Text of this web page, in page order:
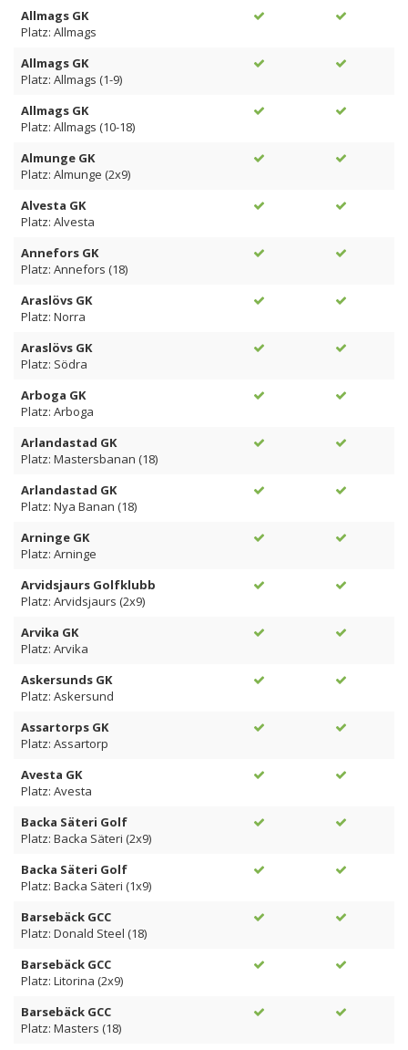
Allmags GK
Platz: Allmags
Allmags GK
Platz: Allmags (1-9)
Allmags GK
Platz: Allmags (10-18)
Almunge GK
Platz: Almunge (2x9)
Alvesta GK
Platz: Alvesta
Annefors GK
Platz: Annefors (18)
Araslövs GK
Platz: Norra
Araslövs GK
Platz: Södra
Arboga GK
Platz: Arboga
Arlandastad GK
Platz: Mastersbanan (18)
Arlandastad GK
Platz: Nya Banan (18)
Arninge GK
Platz: Arninge
Arvidsjaurs Golfklubb
Platz: Arvidsjaurs (2x9)
Arvika GK
Platz: Arvika
Askersunds GK
Platz: Askersund
Assartorps GK
Platz: Assartorp
Avesta GK
Platz: Avesta
Backa Säteri Golf
Platz: Backa Säteri (2x9)
Backa Säteri Golf
Platz: Backa Säteri (1x9)
Barsebäck GCC
Platz: Donald Steel (18)
Barsebäck GCC
Platz: Litorina (2x9)
Barsebäck GCC
Platz: Masters (18)